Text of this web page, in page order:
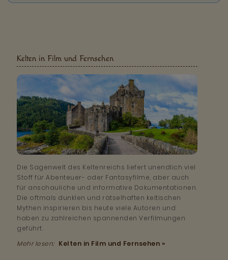
Kelten in Film und Fernsehen
Die Sagenwelt des Keltenreichs liefert unendlich viel
Stoff für Abenteuer- oder Fantasyfilme, aber auch
für anschauliche und informative Dokumentationen.
Die oftmals dunklen und rätselhaften keltischen
Mythen inspirieren bis heute viele Autoren und
haben zu zahlreichen spannenden Verfilmungen
geführt.
Mehr lesen: Kelten in Film und Fernsehen »